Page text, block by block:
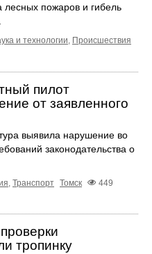
лесных пожаров и гибель
и технологии, Происшествия
пилот
от заявленного
выявила нарушение во
законодательства о
, Транспорт Томск
449
тропинку